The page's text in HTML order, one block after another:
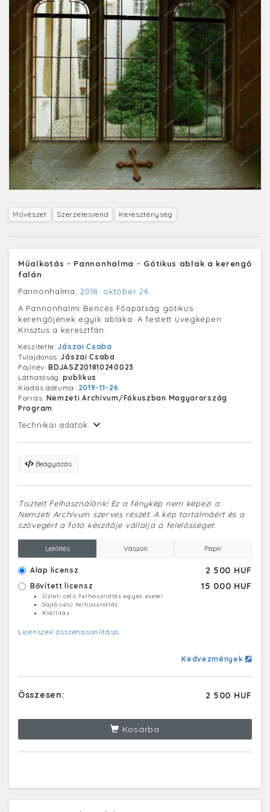
Művészet Szerzetesrend Kereszténység
Műalkotás - Pannonhalma - Gótikus ablak a kerengő
falán
Pannonhalma,2018. október 24.
A Pannonhalmi Bencés Főapátság gótikus
kerengőjének egyik ablaka. A festett üvegképen:
Krisztus a keresztfán.
Készítette:Jászai Csaba
Tulajdonos:Jászai Csaba
Fájlnév:BDJASZ201810240023
Láthatóság:publikus
Kiadás dátuma: 2019-11-26
Forrás: Nemzeti Archívum/Fókuszban Magyarország
Program
Technikai adatok:
Beágyazás
Tisztelt Felhasználónk! Ez a fénykép nem képezi a
Nemzeti Archívum szerves részét. A kép tartalmáért és a
szövegért a fotó készítője vállalja a felelősséget.
Letöltés Vászon Papír
Alap licensz 2 500 HUF
Bővített licensz 15 000 HUF
Üzleti célú felhasználás egyes esetei
Sajtó célú felhasználás
Kiállítás
Licenszek összehasonlítása
Kedvezmények
Összesen: 2 500 HUF
Kosárba